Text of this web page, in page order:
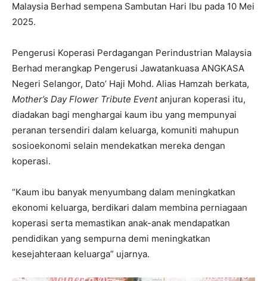
Malaysia Berhad sempena Sambutan Hari Ibu pada 10 Mei
2025.
Pengerusi Koperasi Perdagangan Perindustrian Malaysia
Berhad merangkap Pengerusi Jawatankuasa ANGKASA
Negeri Selangor, Dato’ Haji Mohd. Alias Hamzah berkata,
Mother’s Day Flower Tribute Eventanjuran koperasi itu,
diadakan bagi menghargai kaum ibu yang mempunyai
peranan tersendiri dalam keluarga, komuniti mahupun
sosioekonomi selain mendekatkan mereka dengan
koperasi.
“Kaum ibu banyak menyumbang dalam meningkatkan
ekonomi keluarga, berdikari dalam membina perniagaan
koperasi serta memastikan anak-anak mendapatkan
pendidikan yang sempurna demi meningkatkan
kesejahteraan keluarga” ujarnya.